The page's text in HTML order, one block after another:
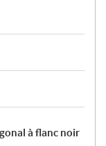
à flanc noir